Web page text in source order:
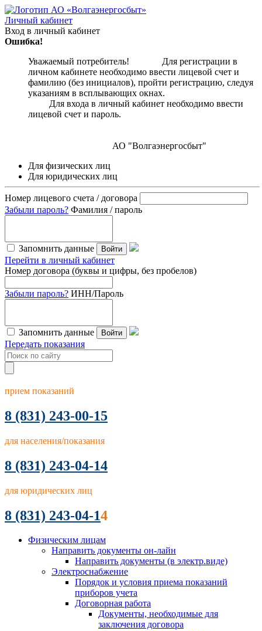
Личный кабинет
Вход в личный кабинет
Ошибка!
Уважаемый потребитель! Для регистрации в
личном кабинете необходимо ввести лицевой счет и
фамилию (без инициалов), пройти регистрацию, следуя
указаниям в всплывающих окнах.
Для входа в личный кабинет необходимо ввести
лицевой счет и пароль.
АО "Волгаэнергосбыт"
Для физических лиц
Для юридических лиц
Номер лицевого счета / договора
Забыли пароль? Фамилия / пароль
Запомнить данные Войти
Перейти в личный кабинет
Номер договора (буквы и цифры, без пробелов)
Забыли пароль? ИНН/Пароль
Запомнить данные Войти
Передать показания
прием показаний
8 (831) 243-00-15
для населения/показания
8 (831) 243-04-14
для юридических лиц
8 (831) 243-04-14
Физическим лицам
Направить документы он-лайн
Направить документы (в электр.виде)
Электроснабжение
Порядок и условия приема показаний
приборов учета
Договорная работа
Документы, необходимые для
заключения договора